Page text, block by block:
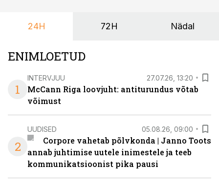
24H 72H Nädal
ENIMLOETUD
1
INTERVJUU 27.07.26, 13:20
McCann Riga loovjuht: antiturundus võtab
võimust
2
UUDISED 05.08.26, 09:00
Corpore vahetab põlvkonda | Janno Toots
annab juhtimise uutele inimestele ja teeb
kommunikatsioonist pika pausi